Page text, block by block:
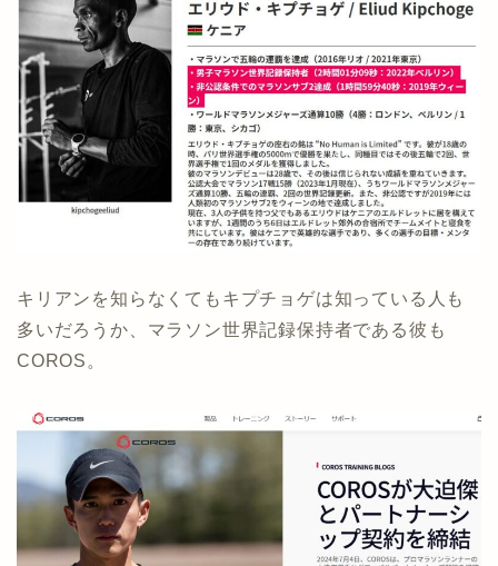
キリアンを知らなくてもキプチョゲは知っている人も
多いだろうか、マラソン世界記録保持者である彼も
COROS。